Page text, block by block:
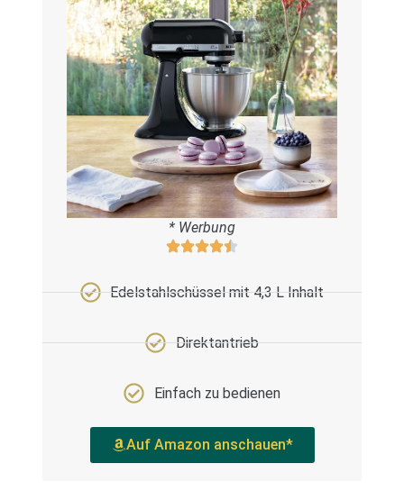
* Werbung
Edelstahlschüssel mit 4,3 L Inhalt
Direktantrieb
Einfach zu bedienen
Auf Amazon anschauen*